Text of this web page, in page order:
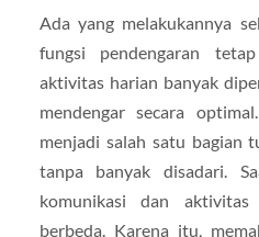
Ada yang melakukannya
fungsi pendengaran
aktivitas harian banyak
mendengar secara
menjadi salah satu bagian
tanpa banyak disadari.
komunikasi dan
berbeda. Karena itu,